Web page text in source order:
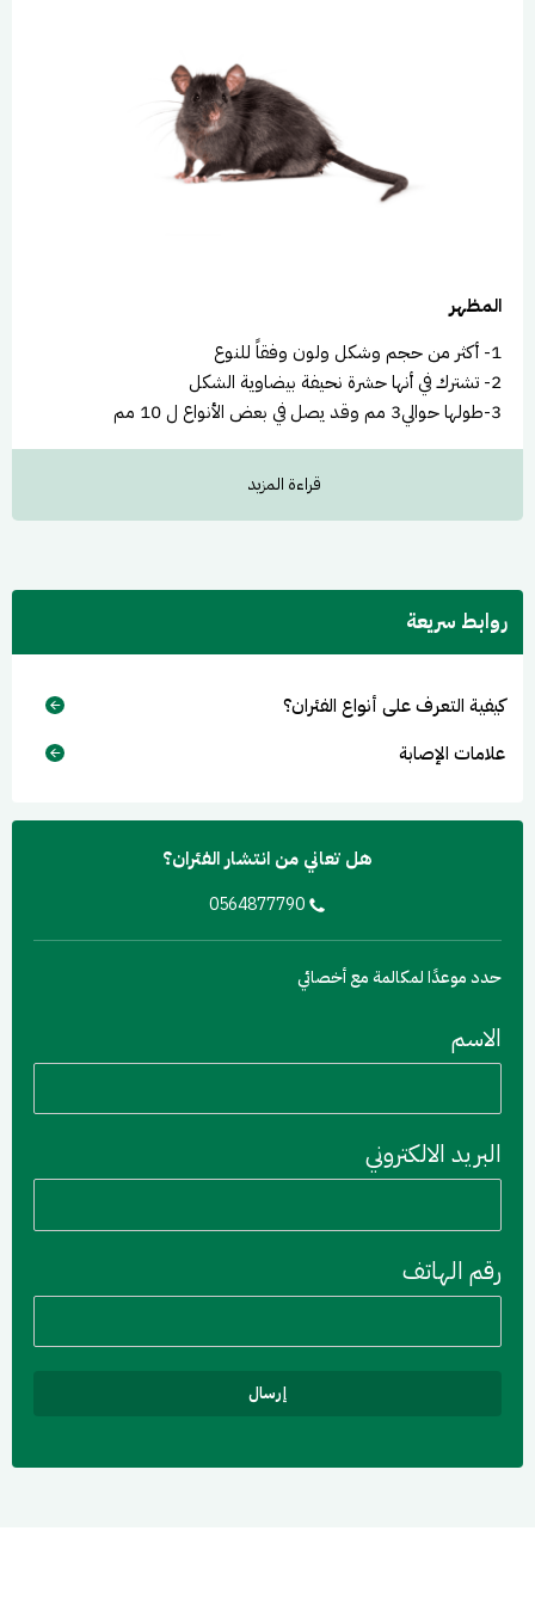
المظهر
1- أكثر من حجم وشكل ولون وفقاً للنوع
2- تشترك في أنها حشرة نحيفة بيضاوية الشكل
3-طولها حوالي3 مم وقد يصل في بعض الأنواع ل 10 مم
1- أكثر من حجم وشكل ولون وفقاً للنوع
2- تشترك في أنها حشرة نحيفة بيضاوية الشكل
3-طولها حوالي3 مم وقد يصل في بعض الأنواع ل 10 مم
دروة الحياة
1- أكثر من حجم وشكل ولون وفقاً للنوع
قراءة المزيد
روابط سريعة
كيفية التعرف على أنواع الفئران؟
علامات الإصابة
هل تعاني من انتشار الفئران؟
0564877790
حدد موعدًا لمكالمة مع أخصائي
الاسم
البريد الالكتروني
رقم الهاتف
إرسال